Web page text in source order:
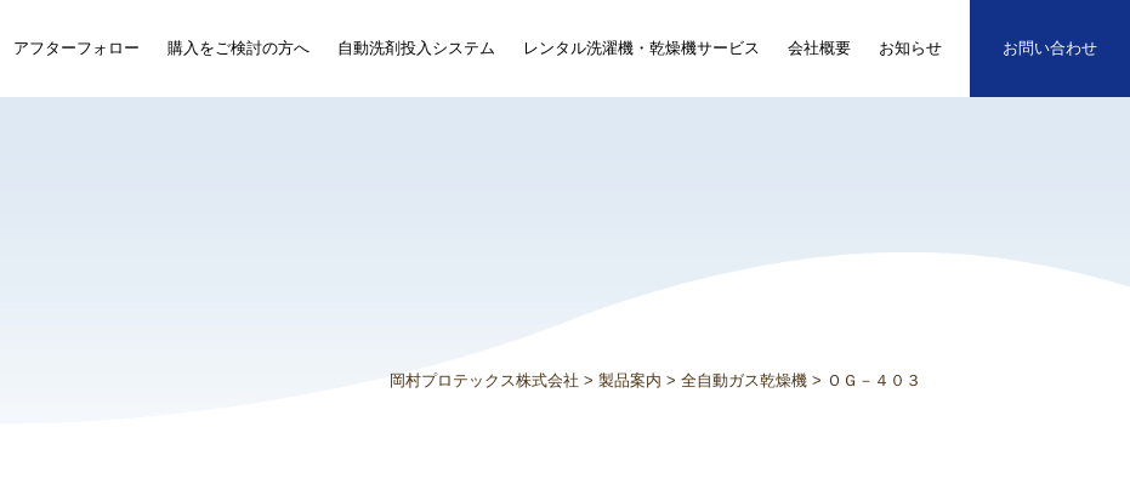
アフターフォロー 購入をご検討の方へ 自動洗剤投入システム レンタル洗濯機・乾燥機サービス 会社概要 お知らせ お問い合わせ
岡村プロテックス株式会社 > 製品案内 > 全自動ガス乾燥機 > ＯＧ－４０３